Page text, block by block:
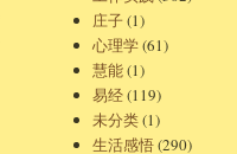
庄子(1)
心理学(61)
慧能(1)
易经(119)
未分类(1)
生活感悟(290)